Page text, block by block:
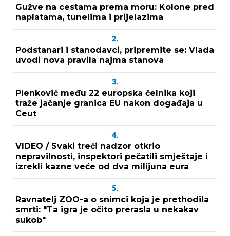
Gužve na cestama prema moru: Kolone pred
naplatama, tunelima i prijelazima
2.
Podstanari i stanodavci, pripremite se: Vlada
uvodi nova pravila najma stanova
3.
Plenković među 22 europska čelnika koji
traže jačanje granica EU nakon događaja u
Ceut
4.
VIDEO / Svaki treći nadzor otkrio
nepravilnosti, inspektori pečatili smještaje i
izrekli kazne veće od dva milijuna eura
5.
Ravnatelj ZOO-a o snimci koja je prethodila
smrti: "Ta igra je očito prerasla u nekakav
sukob"